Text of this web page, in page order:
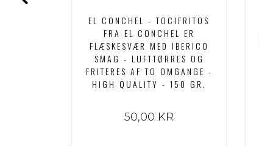
EL CONCHEL - TOCIFRITOS
FRA EL CONCHEL ER
FLÆSKESVÆR MED IBERICO
SMAG - LUFTTØRRES OG
FRITERES AF TO OMGANGE -
HIGH QUALITY - 150 GR.
50,00 KR